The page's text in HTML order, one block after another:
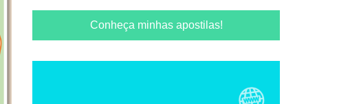
Conheça minhas apostilas!